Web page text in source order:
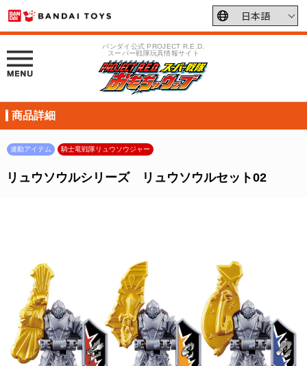
バンダイ公式 PROJECT R.E.D.
スーパー戦隊玩具情報サイト
商品詳細
連動アイテム 騎士竜戦隊リュウソウジャー
リュウソウルシリーズ リュウソウルセット02